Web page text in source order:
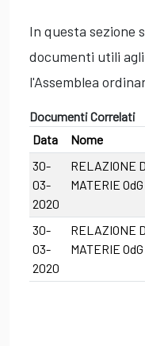
In questa sezione
documenti utili
l'Assemblea
Documenti Correlati
Data
Nome
30-
03-
2020
RELAZIONE
MATERIE
30-
03-
2020
RELAZIONE
MATERIE